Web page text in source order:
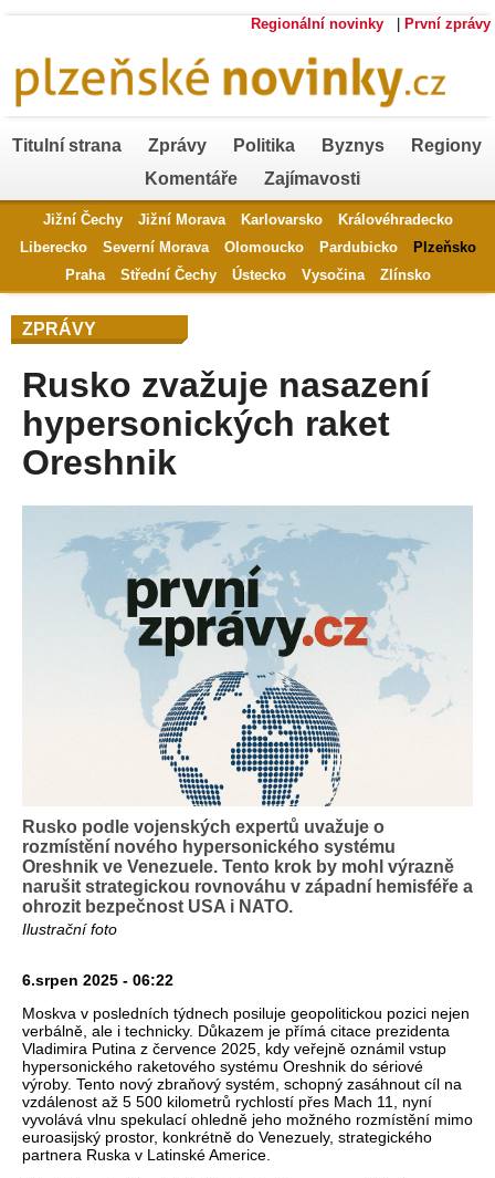
Regionální novinky První zprávy
Titulní strana Zprávy Politika Byznys
Regiony
Komentáře
Zajímavosti
Jižní Čechy Jižní Morava Karlovarsko
Královéhradecko
Liberecko
Severní Morava Olomoucko Pardubicko
Plzeňsko
Praha
Střední Čechy Ústecko Vysočina Zlínsko
ZPRÁVY
Rusko zvažuje nasazení
hypersonických raket
Oreshnik
Rusko podle vojenských expertů uvažuje o
rozmístění nového hypersonického systému
Oreshnik ve Venezuele. Tento krok by mohl výrazně
narušit strategickou rovnováhu v západní hemisféře a
ohrozit bezpečnost USA i NATO.
Ilustrační foto
6.srpen 2025 - 06:22
Moskva v posledních týdnech posiluje geopolitickou pozici nejen
verbálně, ale i technicky. Důkazem je přímá citace prezidenta
Vladimira Putina z července 2025, kdy veřejně oznámil vstup
hypersonického raketového systému Oreshnik do sériové
výroby. Tento nový zbraňový systém, schopný zasáhnout cíl na
vzdálenost až 5 500 kilometrů rychlostí přes Mach 11, nyní
vyvolává vlnu spekulací ohledně jeho možného rozmístění mimo
euroasijský prostor, konkrétně do Venezuely, strategického
partnera Ruska v Latinské Americe.